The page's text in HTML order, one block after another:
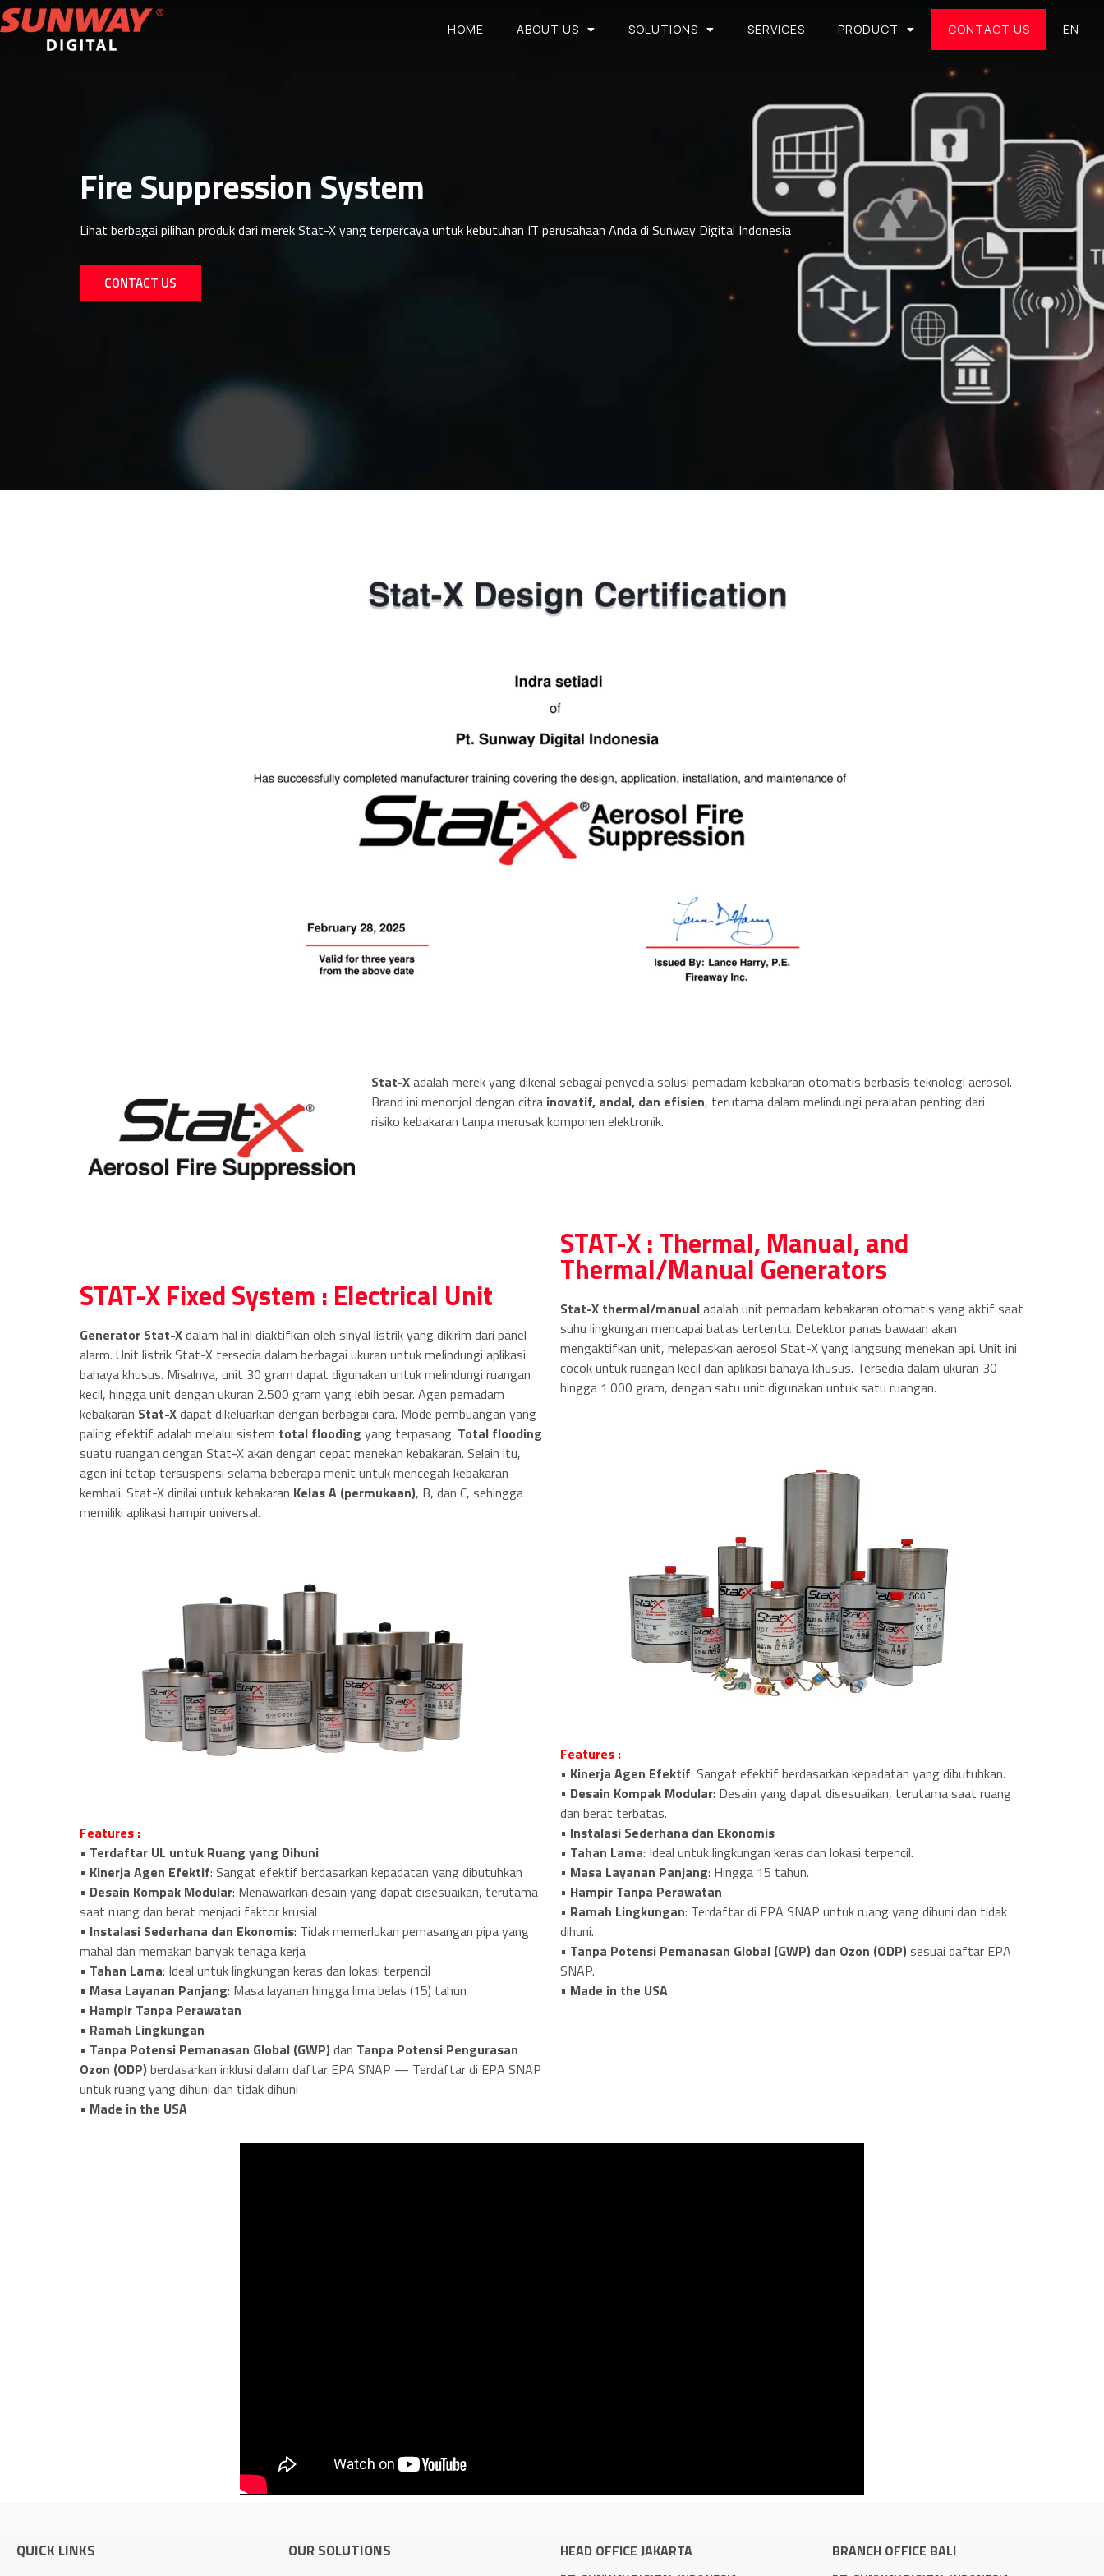
HOME ABOUT US SOLUTIONS SERVICES PRODUCT CONTACT US EN
Fire Suppression System
Lihat berbagai pilihan produk dari merek Stat-X yang terpercaya untuk kebutuhan IT perusahaan Anda di Sunway Digital Indonesia
CONTACT US
Stat-Xadalah merek yang dikenal sebagai penyedia solusi pemadam kebakaran otomatis berbasis teknologi aerosol.
Brand ini menonjol dengan citra inovatif, andal, dan efisien, terutama dalam melindungi peralatan penting dari
risiko kebakaran tanpa merusak komponen elektronik.
STAT-X Fixed System : Electrical Unit
Generator Stat-Xdalam hal ini diaktifkan oleh sinyal listrik yang dikirim dari panel
alarm. Unit listrik Stat-X tersedia dalam berbagai ukuran untuk melindungi aplikasi
bahaya khusus. Misalnya, unit 30 gram dapat digunakan untuk melindungi ruangan
kecil, hingga unit dengan ukuran 2.500 gram yang lebih besar. Agen pemadam
kebakaran Stat-Xdapat dikeluarkan dengan berbagai cara. Mode pembuangan yang
paling efektif adalah melalui sistem total flooding yang terpasang. Total flooding
suatu ruangan dengan Stat-X akan dengan cepat menekan kebakaran. Selain itu,
agen ini tetap tersuspensi selama beberapa menit untuk mencegah kebakaran
kembali. Stat-X dinilai untuk kebakaran Kelas A (permukaan), B, dan C, sehingga
memiliki aplikasi hampir universal.
Features :
• Terdaftar UL untuk Ruang yang Dihuni
• Kinerja Agen Efektif: Sangat efektif berdasarkan kepadatan yang dibutuhkan
• Desain Kompak Modular: Menawarkan desain yang dapat disesuaikan, terutama
saat ruang dan berat menjadi faktor krusial
• Instalasi Sederhana dan Ekonomis: Tidak memerlukan pemasangan pipa yang
mahal dan memakan banyak tenaga kerja
• Tahan Lama: Ideal untuk lingkungan keras dan lokasi terpencil
• Masa Layanan Panjang: Masa layanan hingga lima belas (15) tahun
• Hampir Tanpa Perawatan
• Ramah Lingkungan
• Tanpa Potensi Pemanasan Global (GWP)dan Tanpa Potensi Pengurasan
Ozon (ODP)berdasarkan inklusi dalam daftar EPA SNAP — Terdaftar di EPA SNAP
untuk ruang yang dihuni dan tidak dihuni
• Made in the USA
STAT-X :Thermal, Manual, and
Thermal/Manual Generators
Stat-X thermal/manualadalah unit pemadam kebakaran otomatis yang aktif saat
suhu lingkungan mencapai batas tertentu. Detektor panas bawaan akan
mengaktifkan unit, melepaskan aerosol Stat-X yang langsung menekan api. Unit ini
cocok untuk ruangan kecil dan aplikasi bahaya khusus. Tersedia dalam ukuran 30
hingga 1.000 gram, dengan satu unit digunakan untuk satu ruangan.
Features :
• Kinerja Agen Efektif: Sangat efektif berdasarkan kepadatan yang dibutuhkan.
• Desain Kompak Modular: Desain yang dapat disesuaikan, terutama saat ruang
dan berat terbatas.
• Instalasi Sederhana dan Ekonomis
• Tahan Lama: Ideal untuk lingkungan keras dan lokasi terpencil.
• Masa Layanan Panjang: Hingga 15 tahun.
• Hampir Tanpa Perawatan
• Ramah Lingkungan: Terdaftar di EPA SNAP untuk ruang yang dihuni dan tidak
dihuni.
• Tanpa Potensi Pemanasan Global (GWP) dan Ozon (ODP)sesuai daftar EPA
SNAP.
• Made in the USA
QUICK LINKS OUR SOLUTIONS HEAD OFFICE JAKARTA BRANCH OFFICE BALI